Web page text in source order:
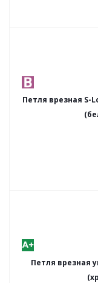
Петля врезная S-
Петля врезная